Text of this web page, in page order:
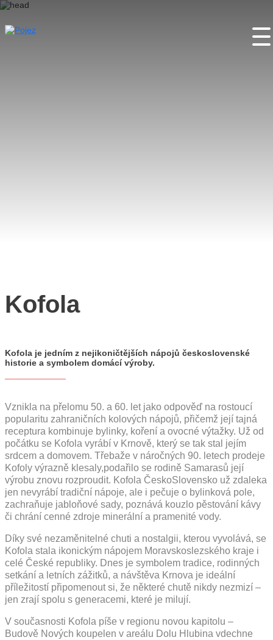
Kofola
Kofola je jedním z nejikoničtějších nápojů československé
historie a symbolem domácí výroby.
Vznikla na přelomu 50. a 60. let jako odpověď na rostoucí
popularitu zahraničních kolových nápojů, přičemž její tajná
receptura kombinuje bylinky, koření a ovocné výtažky. Už od
počátku se Kofola vyrábí v Krnově, který se tak stal jejím
srdcem a domovem. Třebaže v náročných 90. letech prodeje
Kofoly výrazně klesaly,podařilo se rodině Samarasů její
výrobu znovu rozproudit. Kofola ČeskoSlovensko už zdaleka
jen nevyrábí tradiční nápoje, ale i pečuje o bylinková pole,
zachraňuje jabloňové sady, poznává kouzlo pěstování kávy
či chrání cenné zdroje minerální a pramenité vody.
Díky své nezaměnitelné chuti a nostalgii, kterou vyvolává, se
Kofola stala ikonickým nápojem Moravskoslezského kraje i
celé České republiky. Dnes je symbolem tradice, rodinných
setkání a letních zážitků, a návštěva Krnova je ideální
příležitostí připomenout si, že některé chutě nikdy nezmizí –
jen zrají spolu s generacemi, které je milují.
V současnosti Kofola píše v regionu novou kapitolu –
Budově Nových koupelen v areálu Dolu Hlubina vdechne